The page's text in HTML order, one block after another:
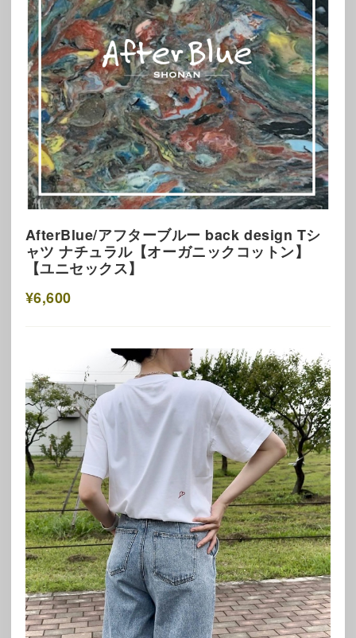
AfterBlue/アフターブルー back design Tシ
ャツ ナチュラル【オーガニックコットン】
【ユニセックス】
¥6,600